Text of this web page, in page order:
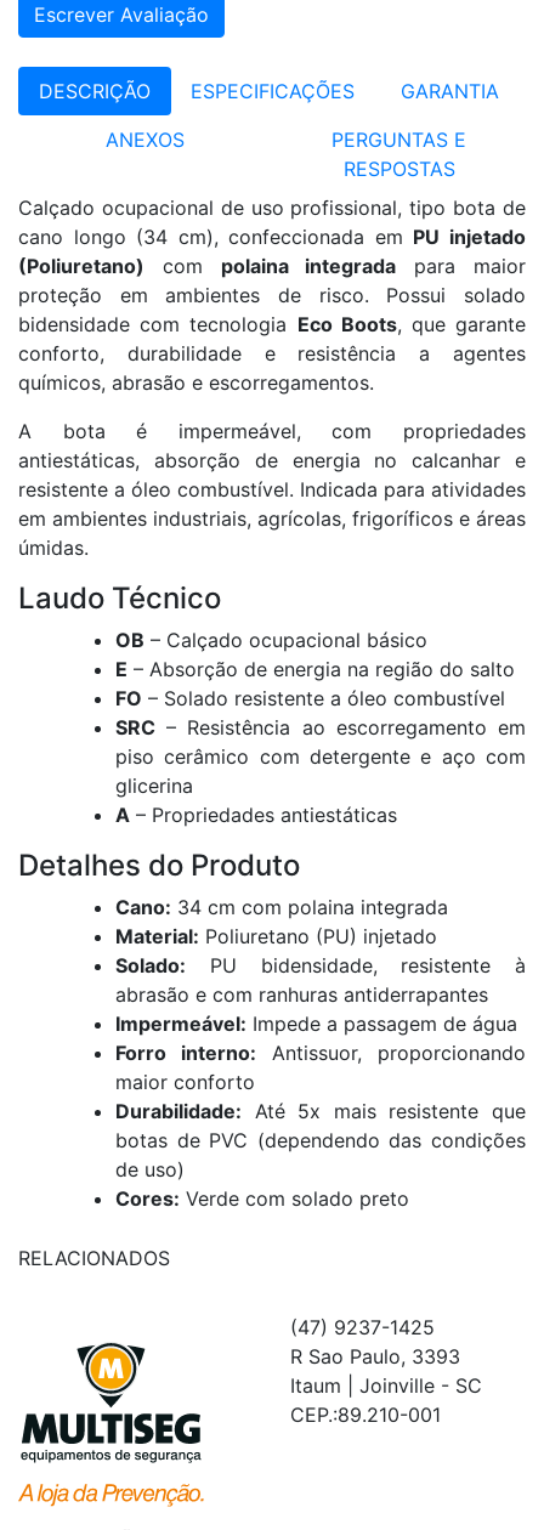
Escrever Avaliação
DESCRIÇÃO ESPECIFICAÇÕES
GARANTIA
ANEXOS
PERGUNTAS E
RESPOSTAS
Calçado ocupacional de uso profissional, tipo bota de
cano longo (34 cm), confeccionada em PU injetado
(Poliuretano) com polaina integrada para maior
proteção em ambientes de risco. Possui solado
bidensidade com tecnologia Eco Boots, que garante
conforto, durabilidade e resistência a agentes
químicos, abrasão e escorregamentos.
A bota é impermeável, com propriedades
antiestáticas, absorção de energia no calcanhar e
resistente a óleo combustível. Indicada para atividades
em ambientes industriais, agrícolas, frigoríficos e áreas
úmidas.
Laudo Técnico
OB – Calçado ocupacional básico
E – Absorção de energia na região do salto
FO – Solado resistente a óleo combustível
SRC – Resistência ao escorregamento em
piso cerâmico com detergente e aço com
glicerina
A – Propriedades antiestáticas
Detalhes do Produto
Cano: 34 cm com polaina integrada
Material: Poliuretano (PU) injetado
Solado: PU bidensidade, resistente à
abrasão e com ranhuras antiderrapantes
Impermeável: Impede a passagem de água
Forro interno: Antissuor, proporcionando
maior conforto
Durabilidade: Até 5x mais resistente que
botas de PVC (dependendo das condições
de uso)
Cores: Verde com solado preto
RELACIONADOS
(47) 9237-1425
R Sao Paulo, 3393
Itaum | Joinville - SC
CEP.:89.210-001